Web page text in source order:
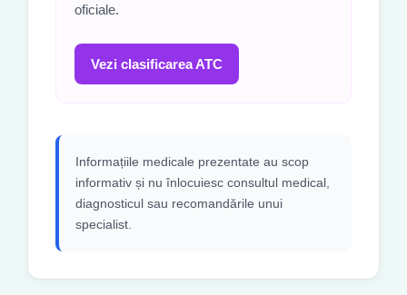
oficiale.
Vezi clasificarea ATC
Informațiile medicale prezentate au scop
informativ și nu înlocuiesc consultul medical,
diagnosticul sau recomandările unui
specialist.